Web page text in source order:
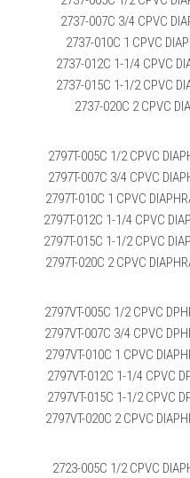
2737-007C 3/4 CPVC
2737-010C 1 CPVC
2737-012C 1-1/4 CPVC
2737-015C 1-1/2 CPVC
2737-020C 2 CPVC
2797T-005C 1/2 CPVC
2797T-007C 3/4 CPVC
2797T-010C 1 CPVC
2797T-012C 1-1/4 CPVC
2797T-015C 1-1/2 CPVC
2797T-020C 2 CPVC
2797VT-005C 1/2 CPVC
2797VT-007C 3/4 CPVC
2797VT-010C 1 CPVC
2797VT-012C 1-1/4 CPVC
2797VT-015C 1-1/2 CPVC
2797VT-020C 2 CPVC
2723-005C 1/2 CPVC